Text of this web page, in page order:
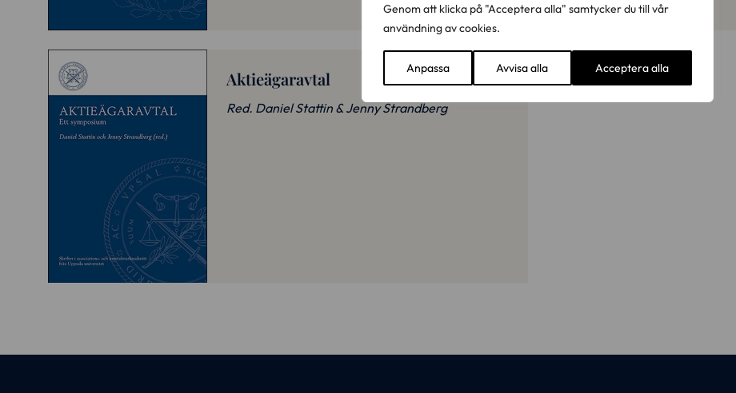
Genom att klicka på "Acceptera alla" samtycker du till vår
användning av cookies.
Anpassa Avvisa alla Acceptera alla
Aktieägaravtal
Red. Daniel Stattin & Jenny Strandberg